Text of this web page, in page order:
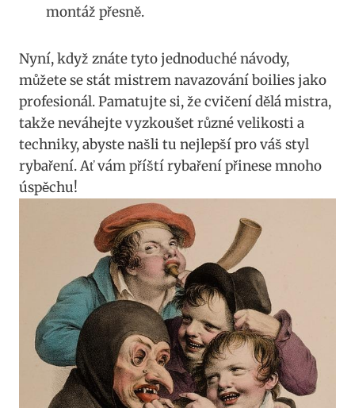
montáž přesně.
Nyní, když znáte ‌tyto jednoduché návody,
můžete se stát mistrem navazování boilies jako‌
profesionál. Pamatujte⁤ si, že cvičení dělá ​mistra,
takže neváhejte vyzkoušet různé velikosti ‌a​
techniky, ⁣abyste⁤ našli tu nejlepší⁣ pro váš​ styl
rybaření. ​Ať vám ⁤příští rybaření přinese mnoho
úspěchu!